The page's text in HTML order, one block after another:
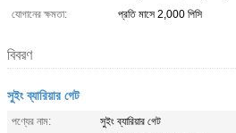
যোগানের ক্ষমতা:
প্রতি মাসে 2,000 পিসি
বিবরণ
সুইং ব্যারিয়ার গেট
পণ্যের নাম:
সুইং ব্যারিয়ার গেট